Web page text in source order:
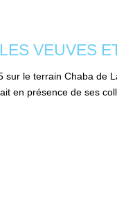
VEUVES
le terrain Chaba de
en présence de ses